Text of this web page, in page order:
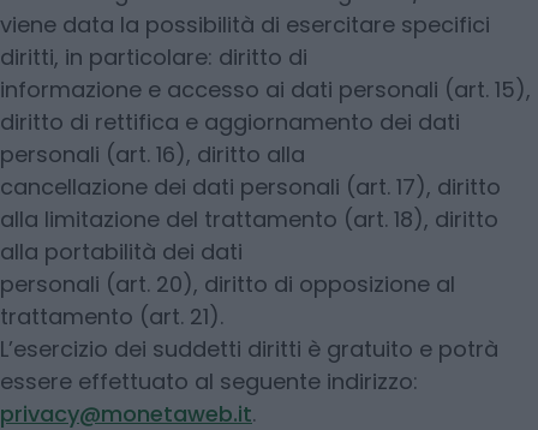
viene data la possibilità di esercitare specifici
diritti, in particolare: diritto di
informazione e accesso ai dati personali (art. 15),
diritto di rettifica e aggiornamento dei dati
personali (art. 16), diritto alla
cancellazione dei dati personali (art. 17), diritto
alla limitazione del trattamento (art. 18), diritto
alla portabilità dei dati
personali (art. 20), diritto di opposizione al
trattamento (art. 21).
L’esercizio dei suddetti diritti è gratuito e potrà
essere effettuato al seguente indirizzo:
privacy@monetaweb.it.